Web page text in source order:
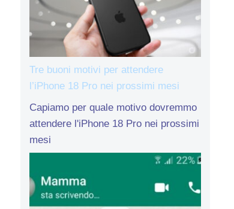
Tre buoni motivi per attendere
l’iPhone 18 Pro nei prossimi mesi
Capiamo per quale motivo dovremmo
attendere l'iPhone 18 Pro nei prossimi
mesi